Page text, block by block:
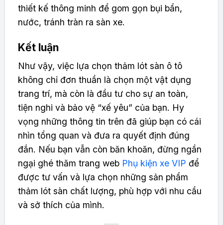
thiết kế thông minh để gom gọn bụi bẩn,
nước, tránh tràn ra sàn xe.
Kết luận
Như vậy, việc lựa chọn thảm lót sàn ô tô
không chỉ đơn thuần là chọn một vật dụng
trang trí, mà còn là đầu tư cho sự an toàn,
tiện nghi và bảo vệ “xế yêu” của bạn. Hy
vọng những thông tin trên đã giúp bạn có cái
nhìn tổng quan và đưa ra quyết định đúng
đắn. Nếu bạn vẫn còn băn khoăn, đừng ngần
ngại ghé thăm trang web Phụ kiện xe VIP để
được tư vấn và lựa chọn những sản phẩm
thảm lót sàn chất lượng, phù hợp với nhu cầu
và sở thích của mình.